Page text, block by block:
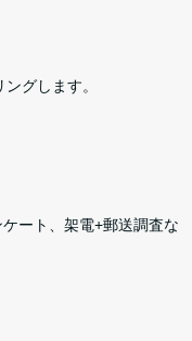
グします。
ート、架電+郵送調査な